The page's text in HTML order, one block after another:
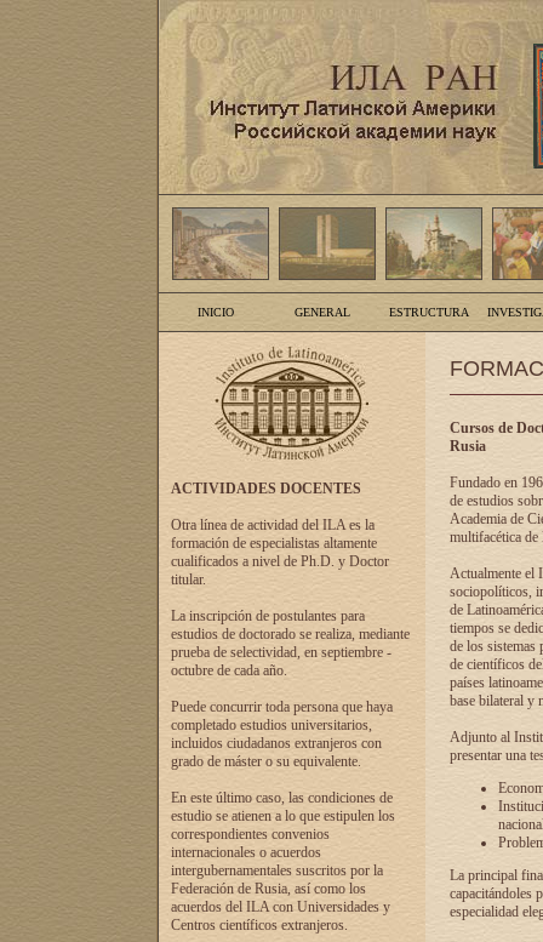
INICIO GENERAL ESTRUCTURA
ACTIVIDADES DOCENTES
Otra línea de actividad del ILA es la
formación de especialistas altamente
cualificados a nivel de Ph.D. y Doctor
titular.
La inscripción de postulantes para
estudios de doctorado se realiza, mediante
prueba de selectividad, en septiembre -
octubre de cada año.
Puede concurrir toda persona que haya
completado estudios universitarios,
incluidos ciudadanos extranjeros con
grado de máster o su equivalente.
En este último caso, las condiciones de
estudio se atienen a lo que estipulen los
correspondientes convenios
internacionales o acuerdos
intergubernamentales suscritos por la
Federación de Rusia, así como los
acuerdos del ILA con Universidades y
Centros científicos extranjeros.
Cursos de
Rusia
Fundado en
de estudios
Academia de
multifacética de
Actualmente el
sociopolíticos,
de
tiempos se
de los sistemas
de científicos
países
base bilateral y
Adjunto al
presentar una
La principal
capacitándoles
especialidad